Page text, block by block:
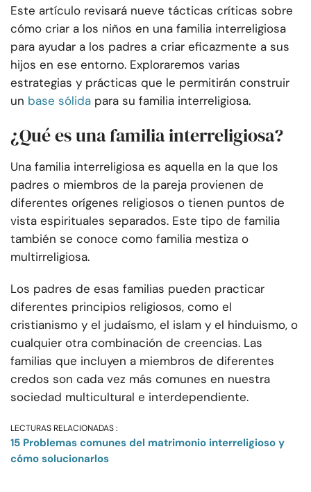
Este artículo revisará nueve tácticas críticas sobre
cómo criar a los niños en una familia interreligiosa
para ayudar a los padres a criar eficazmente a sus
hijos en ese entorno. Exploraremos varias
estrategias y prácticas que le permitirán construir
un base sólida para su familia interreligiosa.
¿Qué es una familia interreligiosa?
Una familia interreligiosa es aquella en la que los
padres o miembros de la pareja provienen de
diferentes orígenes religiosos o tienen puntos de
vista espirituales separados. Este tipo de familia
también se conoce como familia mestiza o
multirreligiosa.
Los padres de esas familias pueden practicar
diferentes principios religiosos, como el
cristianismo y el judaísmo, el islam y el hinduismo, o
cualquier otra combinación de creencias. Las
familias que incluyen a miembros de diferentes
credos son cada vez más comunes en nuestra
sociedad multicultural e interdependiente.
LECTURAS RELACIONADAS :
15 Problemas comunes del matrimonio interreligioso y
cómo solucionarlos